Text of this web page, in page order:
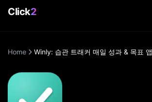
Click2
Home Winly: 습관 트래커 매일 성과 & 목표 앱